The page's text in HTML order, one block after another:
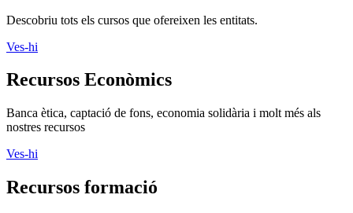
Descobriu tots els cursos que ofereixen les entitats.
Ves-hi
Recursos Econòmics
Banca ètica, captació de fons, economia solidària i molt més als
nostres recursos
Ves-hi
Recursos formació